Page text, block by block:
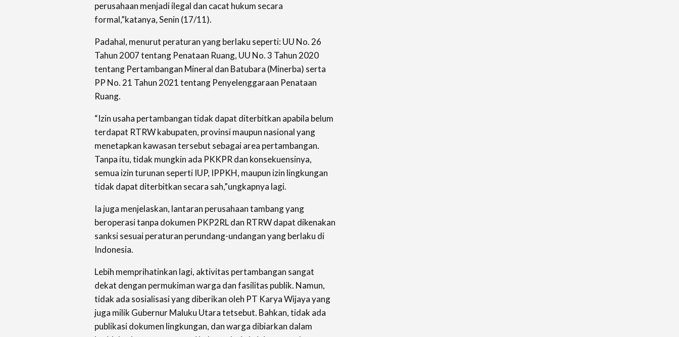
perusahaan menjadi ilegal dan cacat hukum secara
formal,”katanya, Senin (17/11).
Padahal, menurut peraturan yang berlaku seperti: UU No. 26
Tahun 2007 tentang Penataan Ruang, UU No. 3 Tahun 2020
tentang Pertambangan Mineral dan Batubara (Minerba) serta
PP No. 21 Tahun 2021 tentang Penyelenggaraan Penataan
Ruang.
“Izin usaha pertambangan tidak dapat diterbitkan apabila belum
terdapat RTRW kabupaten, provinsi maupun nasional yang
menetapkan kawasan tersebut sebagai area pertambangan.
Tanpa itu, tidak mungkin ada PKKPR dan konsekuensinya,
semua izin turunan seperti IUP, IPPKH, maupun izin lingkungan
tidak dapat diterbitkan secara sah,”ungkapnya lagi.
Ia juga menjelaskan, lantaran perusahaan tambang yang
beroperasi tanpa dokumen PKP2RL dan RTRW dapat dikenakan
sanksi sesuai peraturan perundang-undangan yang berlaku di
Indonesia.
Lebih memprihatinkan lagi, aktivitas pertambangan sangat
dekat dengan permukiman warga dan fasilitas publik. Namun,
tidak ada sosialisasi yang diberikan oleh PT Karya Wijaya yang
juga milik Gubernur Maluku Utara tetsebut. Bahkan, tidak ada
publikasi dokumen lingkungan, dan warga dibiarkan dalam